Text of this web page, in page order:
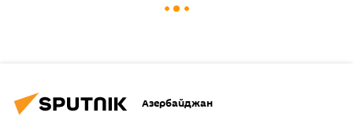
Азербайджан